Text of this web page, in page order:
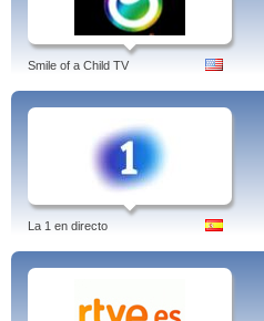
Smile of a Child TV
La 1 en directo